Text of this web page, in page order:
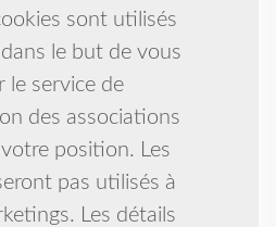
sont utilisés
le but de vous
le service de
des associations
position. Les
pas utilisés à
Les détails